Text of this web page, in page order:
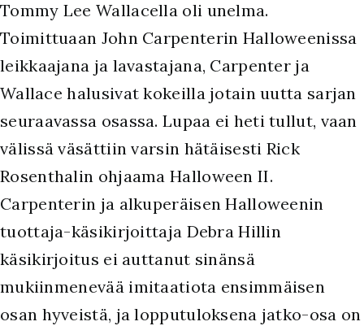
Tommy Lee Wallacella oli unelma.
Toimittuaan John Carpenterin Halloweenissa
leikkaajana ja lavastajana, Carpenter ja
Wallace halusivat kokeilla jotain uutta sarjan
seuraavassa osassa. Lupaa ei heti tullut, vaan
välissä väsättiin varsin hätäisesti Rick
Rosenthalin ohjaama Halloween II.
Carpenterin ja alkuperäisen Halloweenin
tuottaja-käsikirjoittaja Debra Hillin
käsikirjoitus ei auttanut sinänsä
mukiinmenevää imitaatiota ensimmäisen
osan hyveistä, ja lopputuloksena jatko-osa on